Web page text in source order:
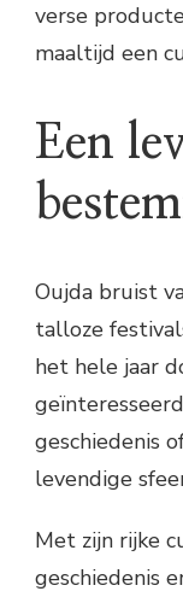
verse
maaltijd een
Een
Oujda bruist
talloze
het hele jaar
geschiedenis
levendige
Met zijn rijke
geschiedenis